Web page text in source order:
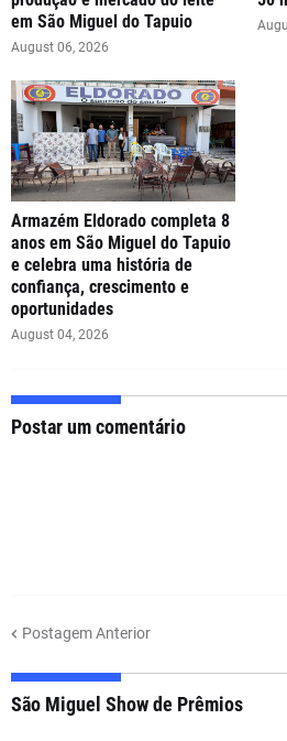
em São Miguel do Tapuio
August 06, 2026
Armazém Eldorado completa 8
anos em São Miguel do Tapuio
e celebra uma história de
confiança, crescimento e
oportunidades
August 04, 2026
Postar um comentário
Postagem Anterior
São Miguel Show de Prêmios